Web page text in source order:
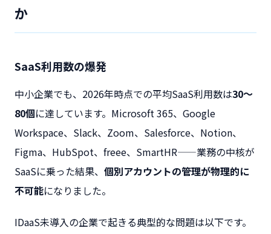
か
SaaS利用数の爆発
中小企業でも、2026年時点での平均SaaS利用数は30〜
80個に達しています。Microsoft 365、Google
Workspace、Slack、Zoom、Salesforce、Notion、
Figma、HubSpot、freee、SmartHR——業務の中核が
SaaSに乗った結果、 個別アカウントの管理が物理的に
不可能になりました。
IDaaS未導入の企業で起きる典型的な問題は以下です。